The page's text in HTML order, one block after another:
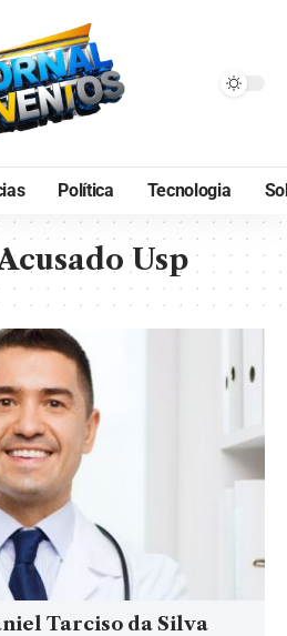
Política Tecnologia
Usp
Tarciso da Silva